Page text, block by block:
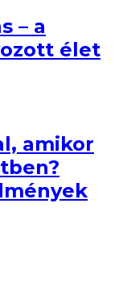
– a
élet
amikor